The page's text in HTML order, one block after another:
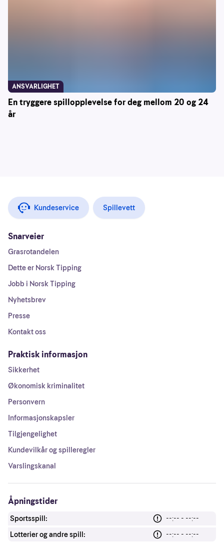
En tryggere spillopplevelse for deg mellom 20 og 24
år
ANSVARLIGHET
Kundeservice Spillevett
Snarveier
Grasrotandelen
Dette er Norsk Tipping
Jobb i Norsk Tipping
Nyhetsbrev
Presse
Kontakt oss
Praktisk informasjon
Sikkerhet
Økonomisk kriminalitet
Personvern
Informasjonskapsler
Tilgjengelighet
Kundevilkår og spilleregler
Varslingskanal
Åpningstider
Sportsspill:
--:-- - --:--
Lotterier og andre spill:
--:-- - --:--